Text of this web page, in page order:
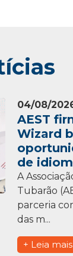
04/08/
AEST
Wizard
de
A
Tubarão
parceria
das m...
+ Leia mais